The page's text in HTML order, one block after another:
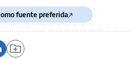
fuente preferida